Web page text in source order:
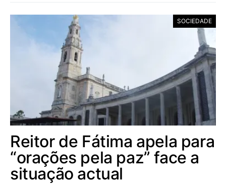
SOCIEDADE
Reitor de Fátima apela para
“orações pela paz” face a
situação actual